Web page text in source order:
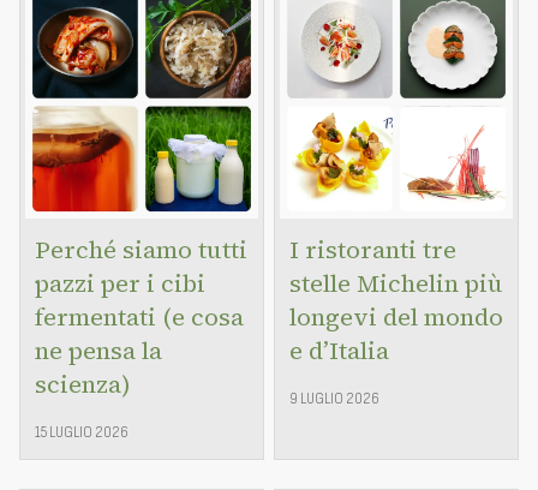
Perché siamo tutti
pazzi per i cibi
fermentati (e cosa
ne pensa la
scienza)
15 LUGLIO 2026
I ristoranti tre
stelle Michelin più
longevi del mondo
e d’Italia
9 LUGLIO 2026